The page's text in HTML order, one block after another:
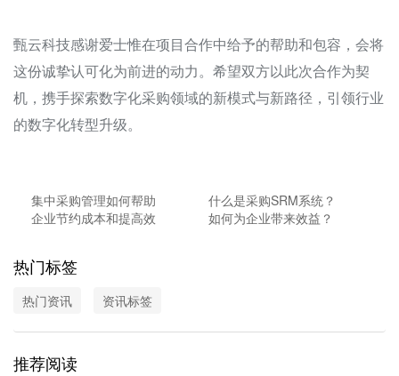
甄云科技感谢爱士惟在项目合作中给予的帮助和包容，会将
这份诚挚认可化为前进的动力。希望双方以此次合作为契
机，携手探索数字化采购领域的新模式与新路径，引领行业
的数字化转型升级。
集中采购管理如何帮助
企业节约成本和提高效
什么是采购SRM系统？
如何为企业带来效益？
热门标签
热门资讯 资讯标签
推荐阅读